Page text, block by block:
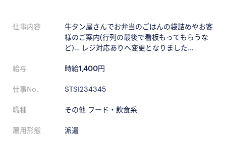
仕事内容
牛タン屋さんでお弁当のごはんの袋詰めやお客
様のご案内(⾏列の最後で看板もってもらうな
ど)… レジ対応ありへ変更となりました…
給与 時給1,400円
仕事No. STSI234345
職種 その他 フード・飲食系
雇用形態 派遣